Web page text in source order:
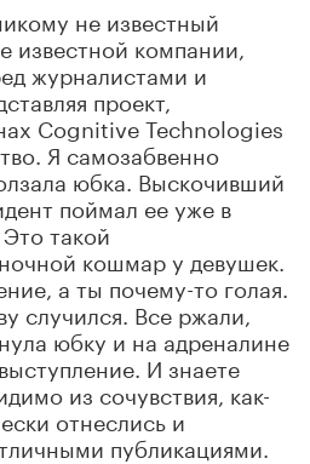
не известный
известной компании,
журналистами и
проект,
Cognitive Technologies
Я самозабвенно
юбка. Выскочивший
поймал ее уже в
такой
кошмар у девушек.
а ты почему-то голая.
случился. Все ржали,
юбку и на адреналине
И знаете
из сочувствия, как-
отнеслись и
публикациями.